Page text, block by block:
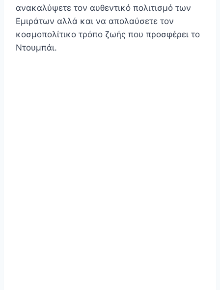
ανακαλύψετε τον αυθεντικό πολιτισμό των
Εμιράτων αλλά και να απολαύσετε τον
κοσμοπολίτικο τρόπο ζωής που προσφέρει το
Ντουμπάι.